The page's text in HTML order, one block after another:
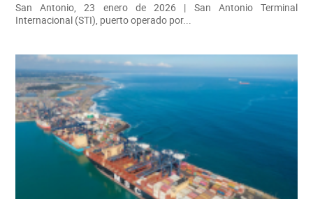
San Antonio, 23 enero de 2026 | San Antonio Terminal
Internacional (STI), puerto operado por...